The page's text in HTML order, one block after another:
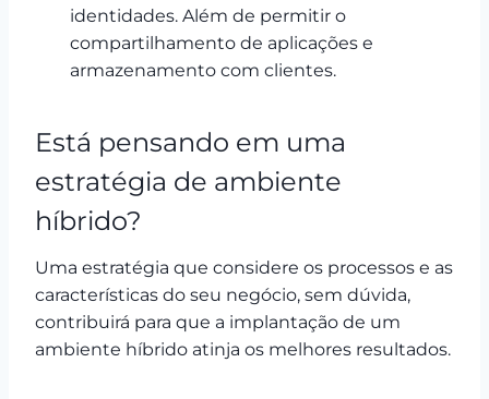
identidades. Além de permitir o
compartilhamento de aplicações e
armazenamento com clientes.
Está pensando em uma
estratégia de ambiente
híbrido?
Uma estratégia que considere os processos e as
características do seu negócio, sem dúvida,
contribuirá para que a implantação de um
ambiente híbrido atinja os melhores resultados.